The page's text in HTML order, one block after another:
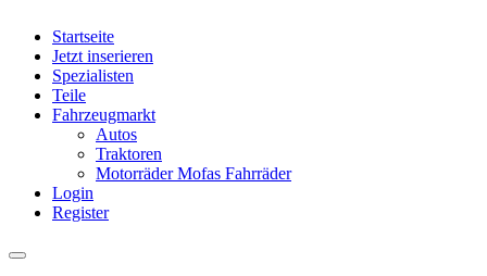
Startseite
Jetzt inserieren
Spezialisten
Teile
Fahrzeugmarkt
Autos
Traktoren
Motorräder Mofas Fahrräder
Login
Register